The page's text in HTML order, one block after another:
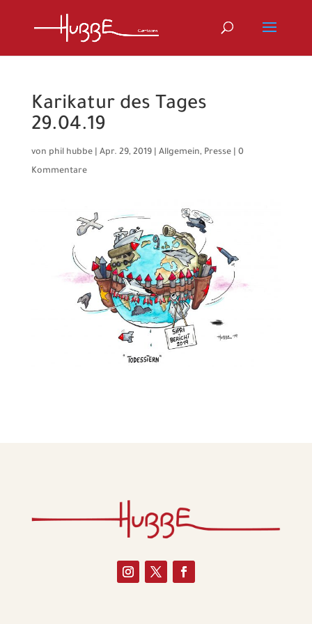
Karikatur des Tages
29.04.19
von phil hubbe| Apr. 29, 2019| Allgemein, Presse| 0
Kommentare